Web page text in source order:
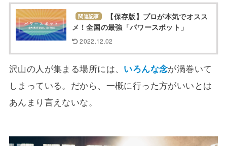
関連記事
【保存版】プロが本気でオスス
メ！全国の最強「パワースポット」
2022.12.02
沢山の人が集まる場所には、 いろんな念が渦巻いて
しまっている。だから、一概に行った方がいいとは
あんまり言えないな。